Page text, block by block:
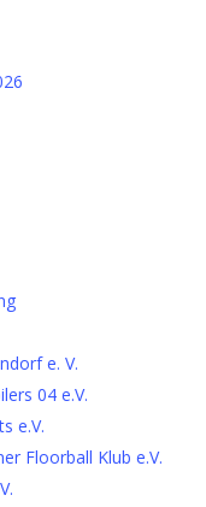
e. V.
04 e.V.
e.V.
Floorball Klub e.V.